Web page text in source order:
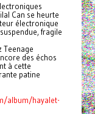
Can se heurte
électronique
fragile
Teenage
des échos
à cette
patine
album/hayalet-